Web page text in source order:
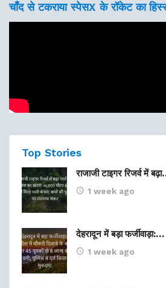
चाँद से टकराया स्पेसX के रॉकेट का
Top Stories
राजाजी टाइगर रिजर्व में
1 week ago
देहरादून में बड़ा फर्जीवाड़ा:…
1 week ago